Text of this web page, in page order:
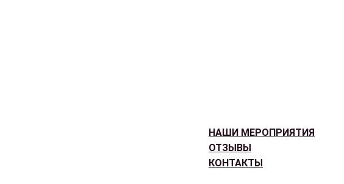
НАШИ МЕРОПРИЯТИЯ
ОТЗЫВЫ
КОНТАКТЫ